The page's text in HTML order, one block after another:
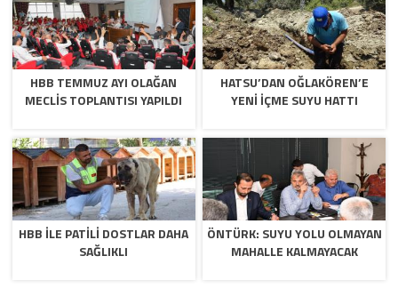
HBB TEMMUZ AYI OLAĞAN
MECLİS TOPLANTISI YAPILDI
HATSU’DAN OĞLAKÖREN’E
YENİ İÇME SUYU HATTI
HBB İLE PATİLİ DOSTLAR DAHA
SAĞLIKLI
ÖNTÜRK: SUYU YOLU OLMAYAN
MAHALLE KALMAYACAK